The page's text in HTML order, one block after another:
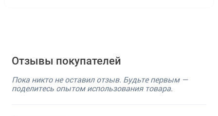
Отзывы покупателей
Пока никто не оставил отзыв. Будьте первым —
поделитесь опытом использования товара.